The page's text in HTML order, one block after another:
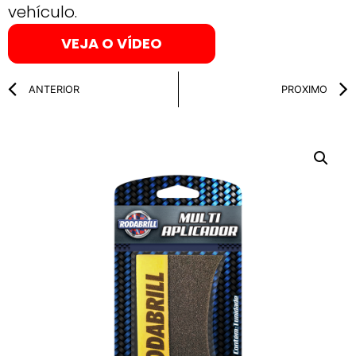
vehículo.
VEJA O VÍDEO
ANTERIOR PROXIMO